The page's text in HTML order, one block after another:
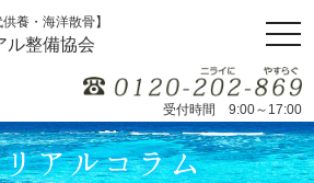
養・海洋散骨】
ル整備協会
受付時間 9:00～17:00